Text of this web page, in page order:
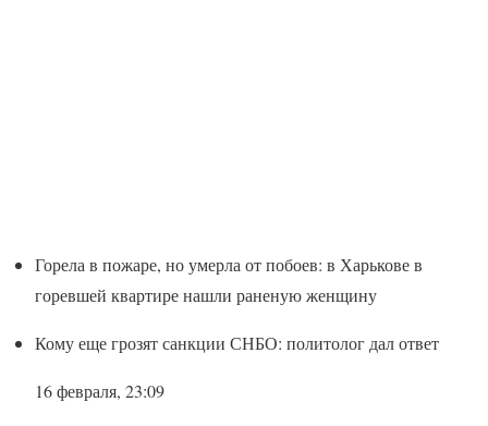
Горела в пожаре, но умерла от побоев: в Харькове в
горевшей квартире нашли раненую женщину
Кому еще грозят санкции СНБО: политолог дал ответ
16 февраля, 23:09